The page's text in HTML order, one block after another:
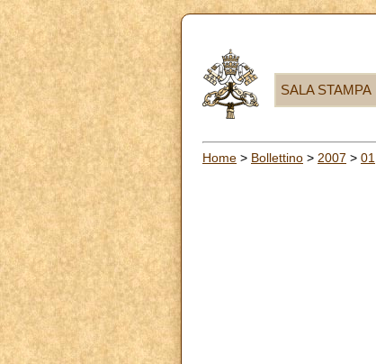
SALA STAMPA
Home > Bollettino > 2007 > 01